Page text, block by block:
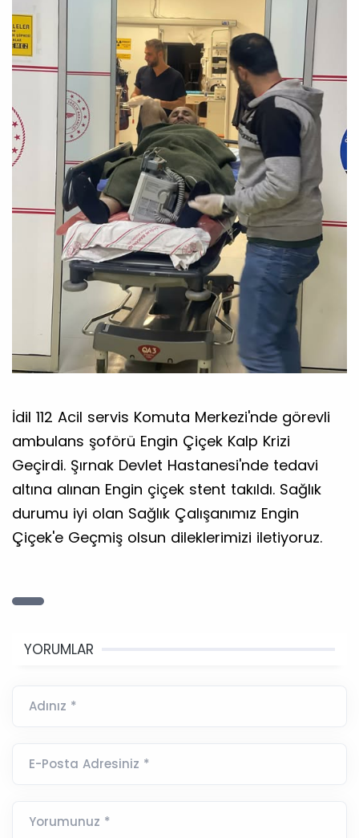
İdil 112 Acil servis Komuta Merkezi'nde görevli
ambulans şoförü Engin Çiçek Kalp Krizi
Geçirdi. Şırnak Devlet Hastanesi'nde tedavi
altına alınan Engin çiçek stent takıldı. Sağlık
durumu iyi olan Sağlık Çalışanımız Engin
Çiçek'e Geçmiş olsun dileklerimizi iletiyoruz.
YORUMLAR
Adınız *
E-Posta Adresiniz *
Yorumunuz *